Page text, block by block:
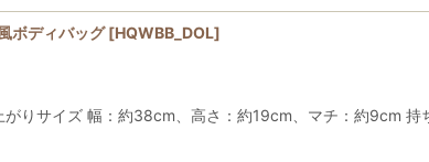
ボディバッグ [HQWBB_DOL]
サイズ 幅：約38cm、高さ：約19cm、マチ：約9cm 持